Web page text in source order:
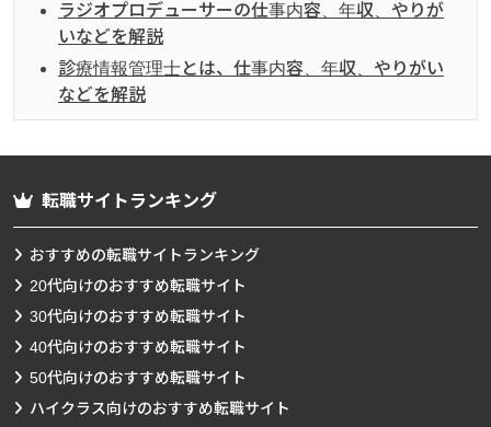
ラジオプロデューサーの仕事内容、年収、やりが
いなどを解説
診療情報管理士とは、仕事内容、年収、やりがい
などを解説
転職サイトランキング
おすすめの転職サイトランキング
20代向けのおすすめ転職サイト
30代向けのおすすめ転職サイト
40代向けのおすすめ転職サイト
50代向けのおすすめ転職サイト
ハイクラス向けのおすすめ転職サイト